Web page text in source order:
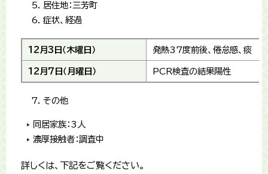
居住地：三芳町
症状、経過
12月3日（木曜日） 発熱37度前後、倦怠感、痰
12月7日（月曜日） PCR検査の結果陽性
その他
同居家族：3人
濃厚接触者：調査中
詳しくは、下記をご覧ください。